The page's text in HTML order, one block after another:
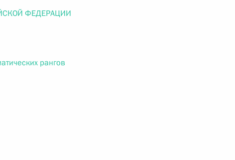
«О присяжных заседателях федеральных судов общей
ФЕДЕРАЦИИ
рангов